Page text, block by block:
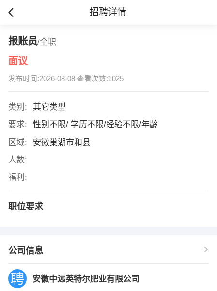
招聘详情
报账员/全职
面议
发布时间:2026-08-08 查看次数:1025
类别:
其它类型
要求:
性别不限/ 学历不限/经验不限/年龄
区域:
安徽巢湖市和县
人数:
福利:
职位要求
公司信息
安徽中远英特尔肥业有限公司